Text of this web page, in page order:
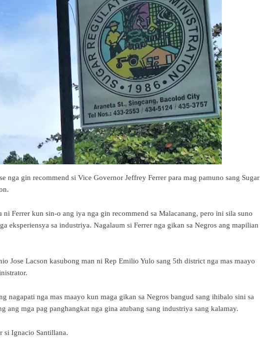
nga gin recommend si Vice Governor Jeffrey Ferrer para mag pamuno sang Sugar
ni Ferrer kun sin-o ang iya nga gin recommend sa Malacanang, pero ini sila suno
eksperiensya sa industriya. Nagalaum si Ferrer nga gikan sa Negros ang mapilian
Jose Lacson kasubong man ni Rep Emilio Yulo sang 5th district nga mas maayo
nagapati nga mas maayo kun maga gikan sa Negros bangud sang ihibalo sini sa
ang mga pag panghangkat nga gina atubang sang industriya sang kalamay.
si Ignacio Santillana.